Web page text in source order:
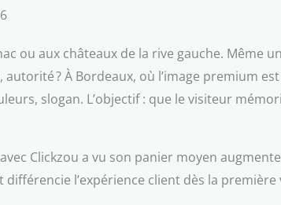
ou aux châteaux de la rive gauche. Même
? À Bordeaux, où l’image premium
slogan. L’objectif : que le visiteur
Clickzou a vu son panier moyen
l’expérience client dès la première